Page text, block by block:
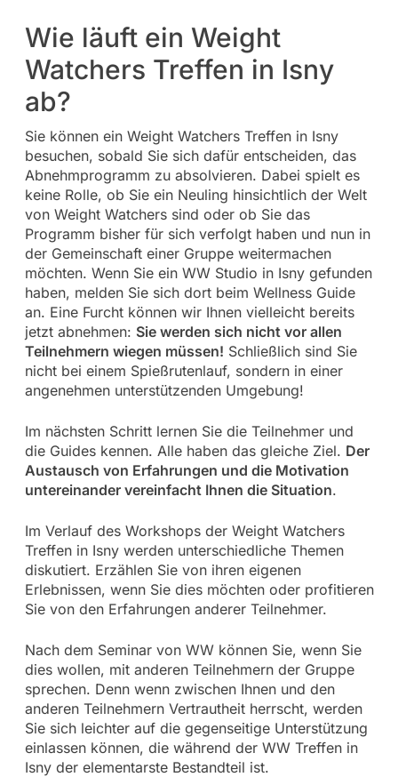
Wie läuft ein Weight
Watchers Treffen in Isny
ab?
Sie können ein Weight Watchers Treffen in Isny
besuchen, sobald Sie sich dafür entscheiden, das
Abnehmprogramm zu absolvieren. Dabei spielt es
keine Rolle, ob Sie ein Neuling hinsichtlich der Welt
von Weight Watchers sind oder ob Sie das
Programm bisher für sich verfolgt haben und nun in
der Gemeinschaft einer Gruppe weitermachen
möchten. Wenn Sie ein WW Studio in Isny gefunden
haben, melden Sie sich dort beim Wellness Guide
an. Eine Furcht können wir Ihnen vielleicht bereits
jetzt abnehmen: Sie werden sich nicht vor allen
Teilnehmern wiegen müssen! Schließlich sind Sie
nicht bei einem Spießrutenlauf, sondern in einer
angenehmen unterstützenden Umgebung!
Im nächsten Schritt lernen Sie die Teilnehmer und
die Guides kennen. Alle haben das gleiche Ziel. Der
Austausch von Erfahrungen und die Motivation
untereinander vereinfacht Ihnen die Situation.
Im Verlauf des Workshops der Weight Watchers
Treffen in Isny werden unterschiedliche Themen
diskutiert. Erzählen Sie von ihren eigenen
Erlebnissen, wenn Sie dies möchten oder profitieren
Sie von den Erfahrungen anderer Teilnehmer.
Nach dem Seminar von WW können Sie, wenn Sie
dies wollen, mit anderen Teilnehmern der Gruppe
sprechen. Denn wenn zwischen Ihnen und den
anderen Teilnehmern Vertrautheit herrscht, werden
Sie sich leichter auf die gegenseitige Unterstützung
einlassen können, die während der WW Treffen in
Isny der elementarste Bestandteil ist.